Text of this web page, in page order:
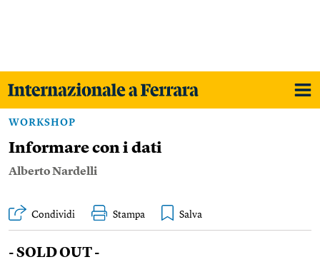
WORKSHOP
Informare con i dati
Alberto Nardelli
Condividi Stampa
- SOLD OUT - ​